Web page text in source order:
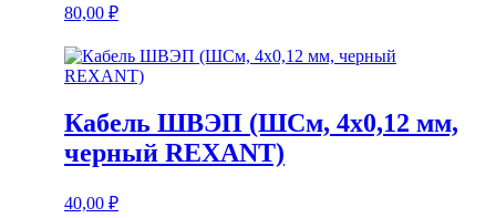
80,00 ₽
Кабель ШВЭП (ШСм, 4х0,12 мм,
черный REXANT)
40,00 ₽